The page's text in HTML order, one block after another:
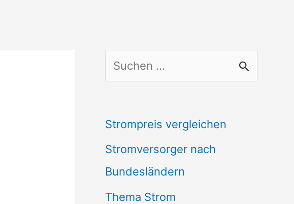
u
h
e
n
n
Strompreis vergleichen
Stromversorger nach
Bundesländern
Thema Strom